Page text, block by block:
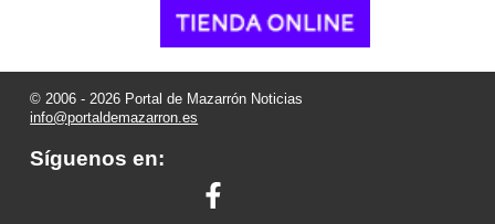
© 2006 - 2026 Portal de Mazarrón Noticias
info@portaldemazarron.es
Síguenos en: